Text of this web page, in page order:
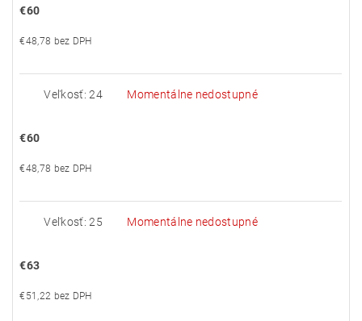
€60
€48,78 bez DPH
Veľkosť: 24 Momentálne nedostupné
€60
€48,78 bez DPH
Veľkosť: 25 Momentálne nedostupné
€63
€51,22 bez DPH